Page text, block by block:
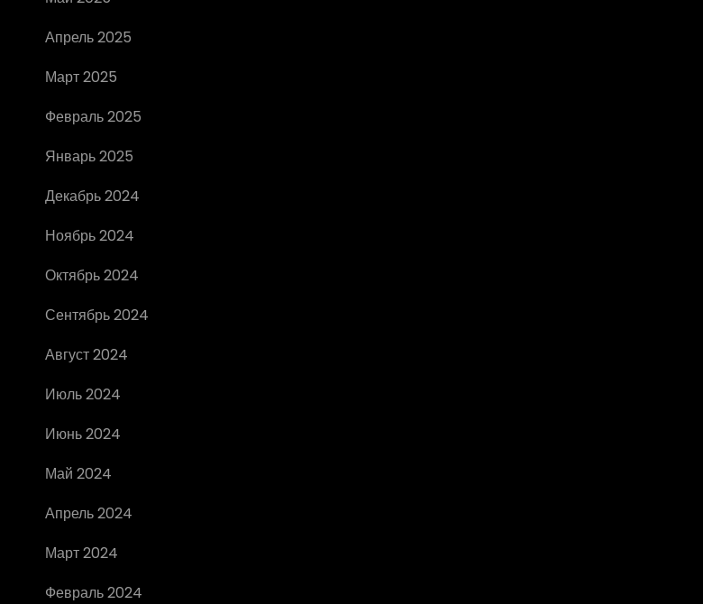
Апрель 2025
Март 2025
Февраль 2025
Январь 2025
Декабрь 2024
Ноябрь 2024
Октябрь 2024
Сентябрь 2024
Август 2024
Июль 2024
Июнь 2024
Май 2024
Апрель 2024
Март 2024
Февраль 2024